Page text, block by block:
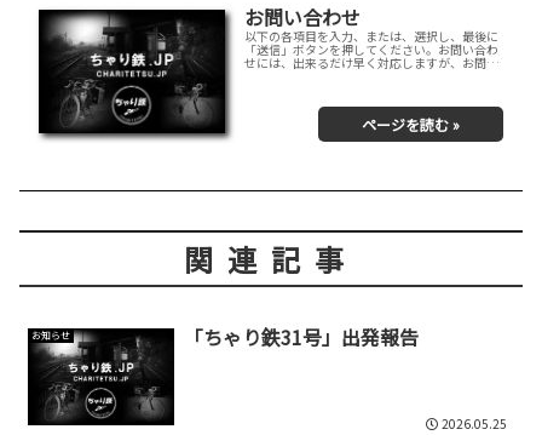
お問い合わせ
以下の各項目を入力、または、選択し、最後に
「送信」ボタンを押してください。お問い合わ
せには、出来るだけ早く対応しますが、お問い
合わせ時の状況やお問い合わせの内容によって
関連記事
お知らせ 「ちゃり鉄31号」出発報告
2026.05.25